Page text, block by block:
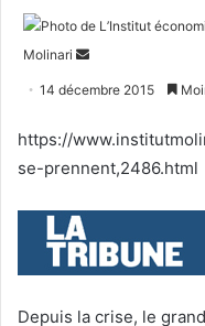
Molinari
Envoyer
14 décembre 2015
https://
se-prennent,2486.html
Depuis la crise, le